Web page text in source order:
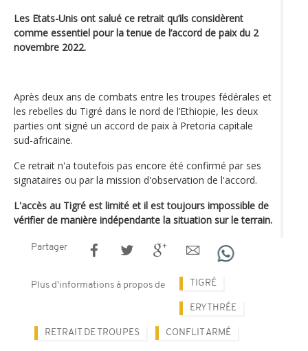
Les Etats-Unis ont salué ce retrait qu’ils considèrent
comme essentiel pour la tenue de l’accord de paix du 2
novembre 2022.
Après deux ans de combats entre les troupes fédérales et
les rebelles du Tigré dans le nord de l’Ethiopie, les deux
parties ont signé un accord de paix à Pretoria capitale
sud-africaine.
Ce retrait n'a toutefois pas encore été confirmé par ses
signataires ou par la mission d'observation de l'accord.
L'accès au Tigré est limité et il est toujours impossible de
vérifier de manière indépendante la situation sur le terrain.
Partager
Plus d'informations à propos de TIGRÉ
ERYTHRÉE
RETRAIT DE TROUPES CONFLIT ARMÉ